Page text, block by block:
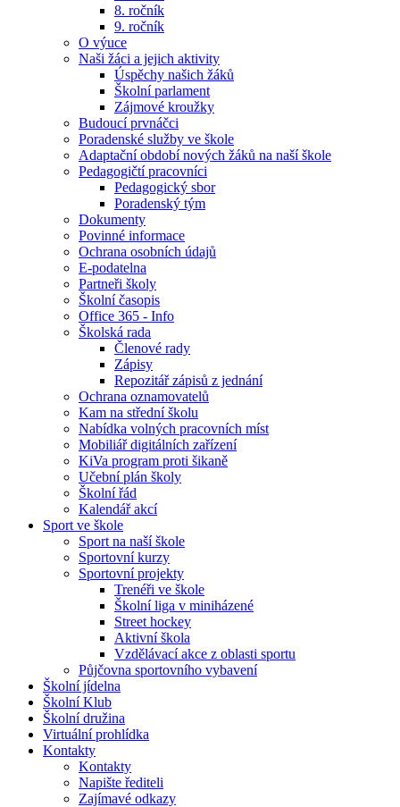
8. ročník
9. ročník
O výuce
Naši žáci a jejich aktivity
Úspěchy našich žáků
Školní parlament
Zájmové kroužky
Budoucí prvnáčci
Poradenské služby ve škole
Adaptační období nových žáků na naší škole
Pedagogičtí pracovníci
Pedagogický sbor
Poradenský tým
Dokumenty
Povinné informace
Ochrana osobních údajů
E-podatelna
Partneři školy
Školní časopis
Office 365 - Info
Školská rada
Členové rady
Zápisy
Repozitář zápisů z jednání
Ochrana oznamovatelů
Kam na střední školu
Nabídka volných pracovních míst
Mobiliář digitálních zařízení
KiVa program proti šikaně
Učební plán školy
Školní řád
Kalendář akcí
Sport ve škole
Sport na naší škole
Sportovní kurzy
Sportovní projekty
Trenéři ve škole
Školní liga v miniházené
Street hockey
Aktivní škola
Vzdělávací akce z oblasti sportu
Půjčovna sportovního vybavení
Školní jídelna
Školní Klub
Školní družina
Virtuální prohlídka
Kontakty
Kontakty
Napište řediteli
Zajímavé odkazy